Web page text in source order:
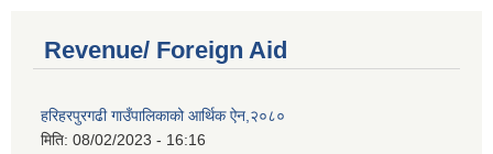
Revenue/ Foreign Aid
हरिहरपुरगढी गाउँपालिकाको आर्थिक ऐन,२०८०
मिति: 08/02/2023 - 16:16